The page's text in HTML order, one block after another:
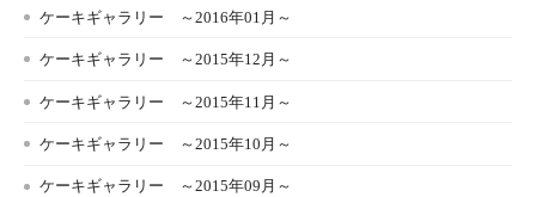
ケーキギャラリー ～2016年01月～
ケーキギャラリー ～2015年12月～
ケーキギャラリー ～2015年11月～
ケーキギャラリー ～2015年10月～
ケーキギャラリー ～2015年09月～